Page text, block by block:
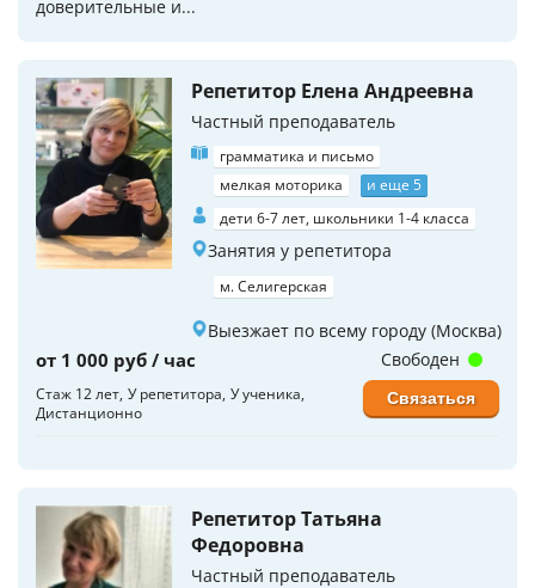
доверительные и...
Репетитор Елена Андреевна
Частный преподаватель
грамматика и письмо
мелкая моторика
и еще 5
дети 6-7 лет, школьники 1-4 класса
Занятия у репетитора
м. Селигерская
Выезжает по всему городу (Москва)
от 1 000 руб / час
Стаж 12 лет У репетитора У ученика
Дистанционно
Свободен
Связаться
Репетитор Татьяна
Федоровна
Частный преподаватель